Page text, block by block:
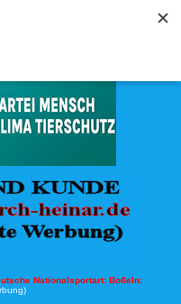
Nationalsportart: Boßeln: